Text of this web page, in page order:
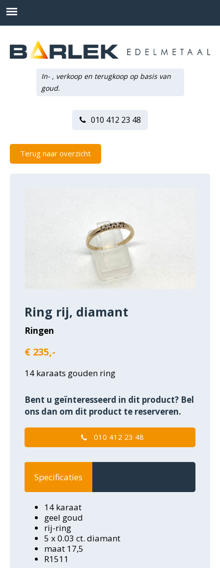
In- , verkoop en terugkoop op basis van
goud.
010 412 23 48
Terug naar overzicht
Ring rij, diamant
Ringen
€ 235,-
14 karaats gouden ring
Bent u geïnteresseerd in dit product? Bel
ons dan om dit product te reserveren.
010 412 23 48
Specificaties
14 karaat
geel goud
rij-ring
5 x 0.03 ct. diamant
maat 17,5
R1511